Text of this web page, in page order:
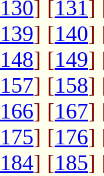
130] [131]
139] [140]
148] [149]
157] [158]
166] [167]
175] [176]
184] [185]